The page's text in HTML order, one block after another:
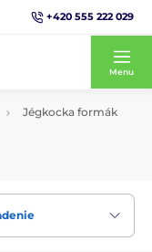
+420 555 222 029
Menu
Jégkocka formák